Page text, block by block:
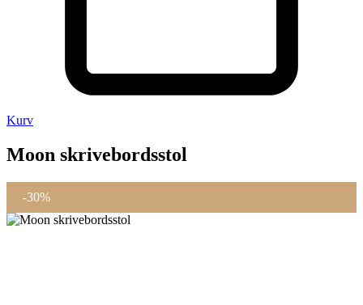
Kurv
Moon skrivebordsstol
-30%